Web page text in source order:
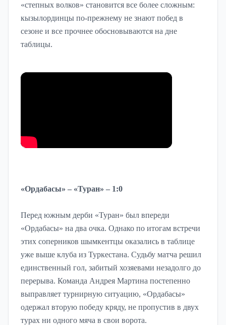
«степных волков» становится все более сложным:
кызылординцы по-прежнему не знают побед в
сезоне и все прочнее обосновываются на дне
таблицы.
«Ордабасы» – «Туран» – 1:0
Перед южным дерби «Туран» был впереди
«Ордабасы» на два очка. Однако по итогам встречи
этих соперников шымкентцы оказались в таблице
уже выше клуба из Туркестана. Судьбу матча решил
единственный гол, забитый хозяевами незадолго до
перерыва. Команда Андрея Мартина постепенно
выправляет турнирную ситуацию, «Ордабасы»
одержал вторую победу кряду, не пропустив в двух
турах ни одного мяча в свои ворота.